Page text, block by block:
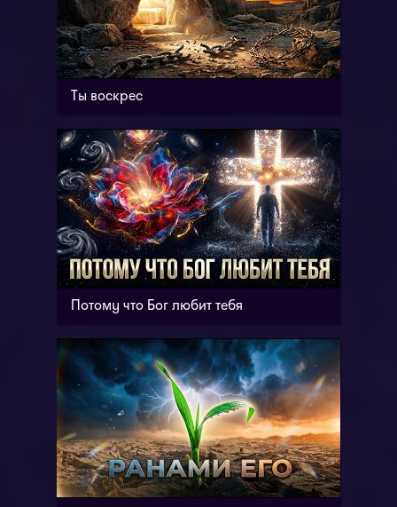
Ты воскрес
Потому что Бог любит тебя